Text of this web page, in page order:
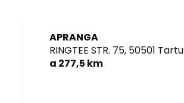
APRANGA
RINGTEE STR. 75, 50501 Tartu
a 277,5 km